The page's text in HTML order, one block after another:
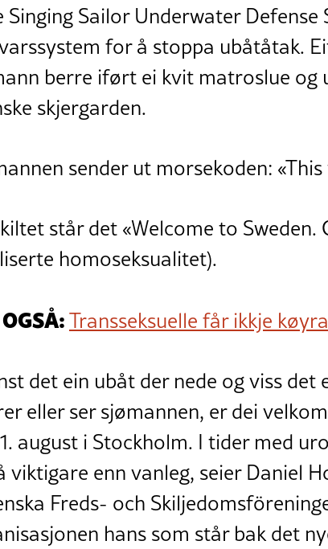
Singing Sailor Underwater
for å stoppa ubåtåtak.
berre iført ei kvit matroslue og
skjergarden.
sender ut morsekoden:
står det «Welcome to Sweden.
homoseksualitet).
Transseksuelle får ikkje
det ein ubåt der nede og viss
eller ser sjømannen, er dei
august i Stockholm. I tider med
viktigare enn vanleg, seier Daniel
Freds- och
hans som står bak det